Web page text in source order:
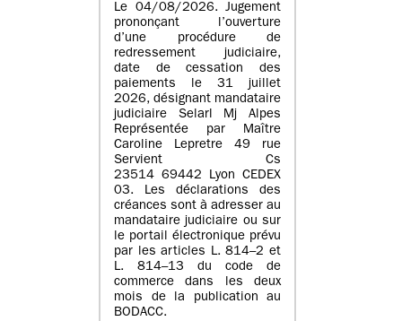
Le 04/08/2026. Jugement
prononçant l’ouverture
d’une procédure de
redressement judiciaire,
date de cessation des
paiements le 31 juillet
2026, désignant mandataire
judiciaire Selarl Mj Alpes
Représentée par Maître
Caroline Lepretre 49 rue
Servient Cs
23514 69442 Lyon CEDEX
03. Les déclarations des
créances sont à adresser au
mandataire judiciaire ou sur
le portail électronique prévu
par les articles L. 814–2 et
L. 814–13 du code de
commerce dans les deux
mois de la publication au
BODACC.